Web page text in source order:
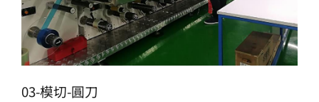
03-模切-圓刀